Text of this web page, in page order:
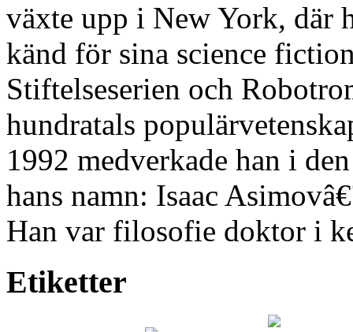
växte upp i New York, där
känd för sina science
Stiftelseserien och
hundratals
1992 medverkade han i
hans namn: Isaac
Han var filosofie doktor i
Etiketter